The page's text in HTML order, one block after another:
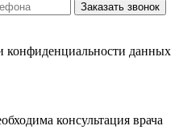
Заказать звонок
конфиденциальности данных
консультация врача